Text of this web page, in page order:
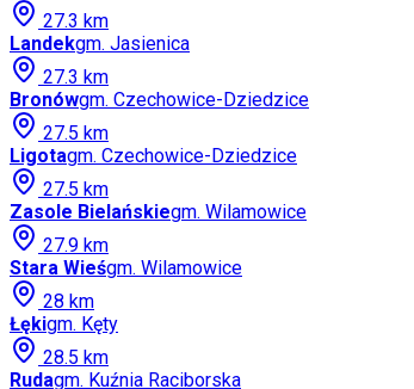
27.3 km
Landekgm. Jasienica
27.3 km
Bronówgm. Czechowice-Dziedzice
27.5 km
Ligotagm. Czechowice-Dziedzice
27.5 km
Zasole Bielańskiegm. Wilamowice
27.9 km
Stara Wieśgm. Wilamowice
28 km
Łękigm. Kęty
28.5 km
Rudagm. Kuźnia Raciborska